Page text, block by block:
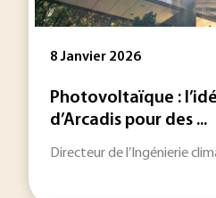
8 Janvier 2026
Photovoltaïque :
d’Arcadis pour des ...
Directeur de l’Ingénierie